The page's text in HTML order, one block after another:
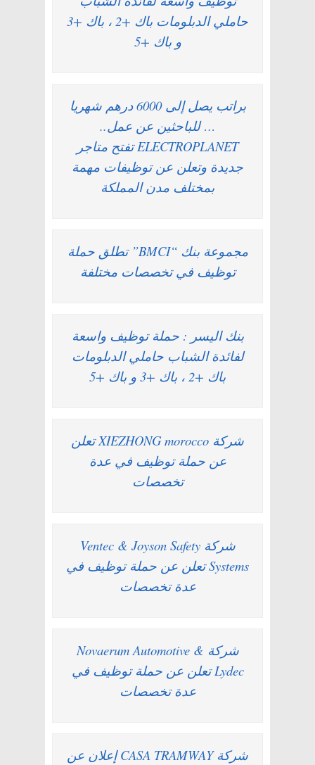
حاملي الدبلومات باك +2 ، باك +3
و باك +5
براتب يصل إلى 6000 درهم شهريا
… للباحثين عن عمل..
ELECTROPLANET تفتح متاجر
جديدة وتعلن عن توظيفات مهمة
بمختلف مدن المملكة
مجموعة بنك “BMCI” تطلق حملة
توظيف في تخصصات مختلفة
بنك اليسر : حملة توظيف واسعة
لفائدة الشباب حاملي الدبلومات
باك +2 ، باك +3 و باك +5
شركة XIEZHONG morocco تعلن
عن حملة توظيف في عدة
تخصصات
شركة Ventec & Joyson Safety
Systems تعلن عن حملة توظيف في
عدة تخصصات
شركة Novaerum Automotive &
Lydec تعلن عن حملة توظيف في
عدة تخصصات
شركة CASA TRAMWAY إعلان عن